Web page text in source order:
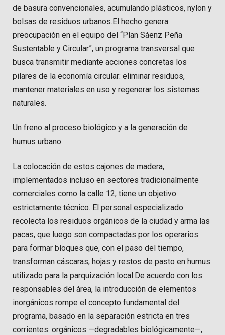
de basura convencionales, acumulando plásticos, nylon y
bolsas de residuos urbanos.El hecho genera
preocupación en el equipo del “Plan Sáenz Peña
Sustentable y Circular”, un programa transversal que
busca transmitir mediante acciones concretas los
pilares de la economía circular: eliminar residuos,
mantener materiales en uso y regenerar los sistemas
naturales.
Un freno al proceso biológico y a la generación de
humus urbano
La colocación de estos cajones de madera,
implementados incluso en sectores tradicionalmente
comerciales como la calle 12, tiene un objetivo
estrictamente técnico. El personal especializado
recolecta los residuos orgánicos de la ciudad y arma las
pacas, que luego son compactadas por los operarios
para formar bloques que, con el paso del tiempo,
transforman cáscaras, hojas y restos de pasto en humus
utilizado para la parquización local.De acuerdo con los
responsables del área, la introducción de elementos
inorgánicos rompe el concepto fundamental del
programa, basado en la separación estricta en tres
corrientes: orgánicos —degradables biológicamente—,